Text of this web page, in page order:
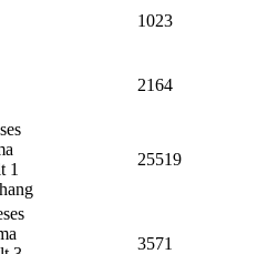
1023
2164
25519
3571